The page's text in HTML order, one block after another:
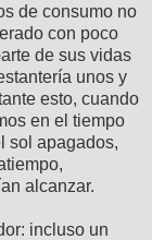
de consumo no
con poco
de sus vidas
unos y
esto, cuando
en el tiempo
sol apagados,
alcanzar.
incluso un